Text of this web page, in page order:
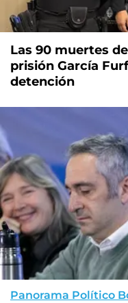
Las 90 muertes
prisión García
detención
Panorama Político